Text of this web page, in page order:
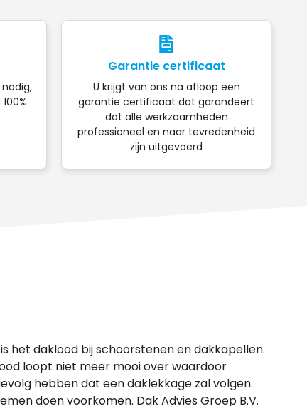
Garantie certificaat
U krijgt van ons na afloop een
garantie certificaat dat garandeert
dat alle werkzaamheden
professioneel en naar tevredenheid
zijn uitgevoerd
het daklood bij schoorstenen en dakkapellen.
loopt niet meer mooi over waardoor
hebben dat een daklekkage zal volgen.
doen voorkomen. Dak Advies Groep B.V.